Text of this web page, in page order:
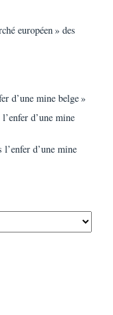
européen » des
d’une mine belge »
d’une mine
d’une mine